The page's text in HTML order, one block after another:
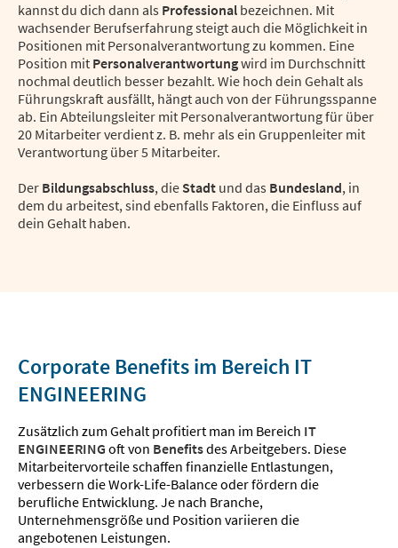
kannst du dich dann als Professional bezeichnen. Mit
wachsender Berufserfahrung steigt auch die Möglichkeit in
Positionen mit Personalverantwortung zu kommen. Eine
Position mit Personalverantwortungwird im Durchschnitt
nochmal deutlich besser bezahlt. Wie hoch dein Gehalt als
Führungskraft ausfällt, hängt auch von der Führungsspanne
ab. Ein Abteilungsleiter mit Personalverantwortung für über
20 Mitarbeiter verdient z. B. mehr als ein Gruppenleiter mit
Verantwortung über 5 Mitarbeiter.
Der Bildungsabschluss, die Stadt und das Bundesland, in
dem du arbeitest, sind ebenfalls Faktoren, die Einfluss auf
dein Gehalt haben.
Corporate Benefits im Bereich IT
ENGINEERING
Zusätzlich zum Gehalt profitiert man im Bereich IT
ENGINEERING oft von Benefitsdes Arbeitgebers. Diese
Mitarbeitervorteile schaffen finanzielle Entlastungen,
verbessern die Work-Life-Balance oder fördern die
berufliche Entwicklung. Je nach Branche,
Unternehmensgröße und Position variieren die
angebotenen Leistungen.